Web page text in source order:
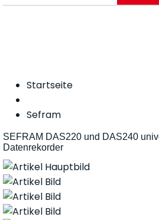
Startseite
Sefram
SEFRAM DAS220 und DAS240
Datenrekorder